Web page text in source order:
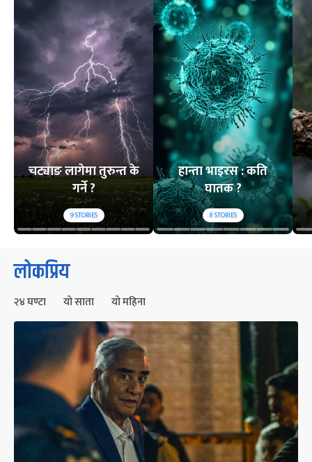
चट्याङ लागेमा तुरुन्त के
गर्ने ?
9STORIES
हान्ता भाइरस : कति
घातक ?
8STORIES
लोकप्रिय
२४ घण्टा यो साता यो महिना